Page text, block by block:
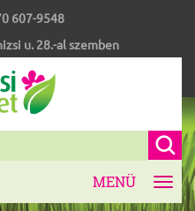
607-9548
u. 28.-al szemben
MENÜ